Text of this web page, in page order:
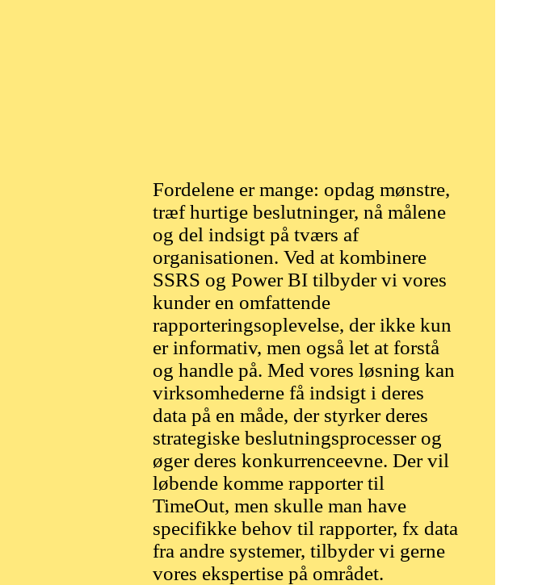
Fordelene er mange: opdag mønstre,
træf hurtige beslutninger, nå målene
og del indsigt på tværs af
organisationen. Ved at kombinere
SSRS og Power BI tilbyder vi vores
kunder en omfattende
rapporteringsoplevelse, der ikke kun
er informativ, men også let at forstå
og handle på. Med vores løsning kan
virksomhederne få indsigt i deres
data på en måde, der styrker deres
strategiske beslutningsprocesser og
øger deres konkurrenceevne. Der vil
løbende komme rapporter til
TimeOut, men skulle man have
specifikke behov til rapporter, fx data
fra andre systemer, tilbyder vi gerne
vores ekspertise på området.